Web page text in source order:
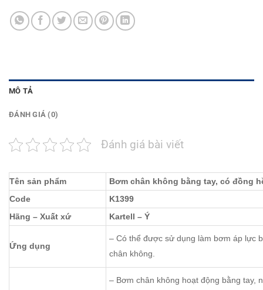
MÔ TẢ
ĐÁNH GIÁ (0)
Đánh giá bài viết
Tên sản phẩm
Bơm chân không bằng tay, có đồng
Code
K1399
Hãng – Xuất xứ
Kartell – Ý
Ứng dụng
– Có thể được sử dụng làm bơm áp lực
chân không.
– Bơm chân không hoạt động bằng tay,